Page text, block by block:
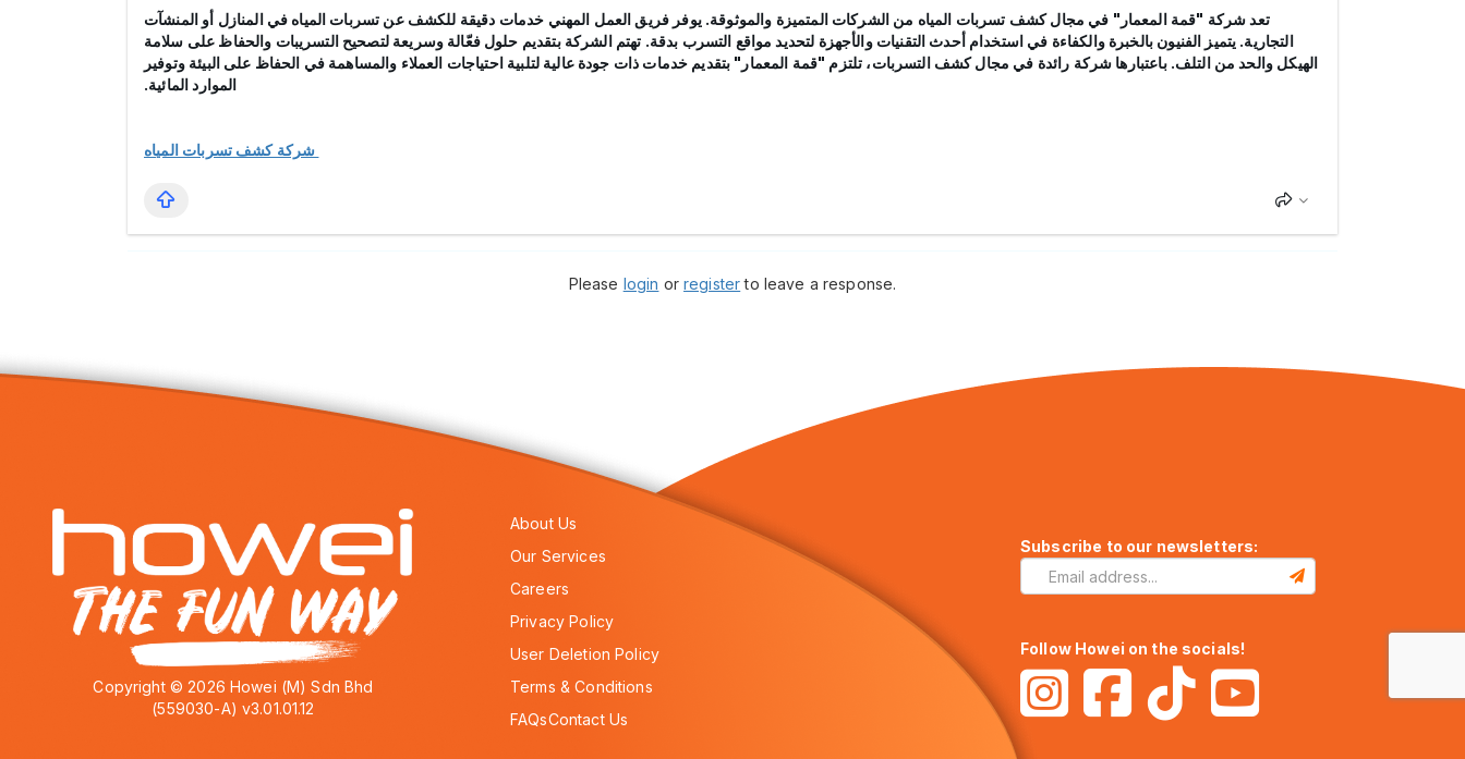
تعد شركة "قمة المعمار" في مجال كشف تسربات المياه من الشركات المتميزة والموثوقة. يوفر فريق العمل المهني خدمات دقيقة للكشف عن تسربات المياه في المنازل أو المنشآت
التجارية. يتميز الفنيون بالخبرة والكفاءة في استخدام أحدث التقنيات والأجهزة لتحديد مواقع التسرب بدقة. تهتم الشركة بتقديم حلول فعّالة وسريعة لتصحيح التسريبات والحفاظ على سلامة
الهيكل والحد من التلف. باعتبارها شركة رائدة في مجال كشف التسربات، تلتزم "قمة المعمار" بتقديم خدمات ذات جودة عالية لتلبية احتياجات العملاء والمساهمة في الحفاظ على البيئة وتوفير
الموارد المائية.
شركة كشف تسربات المياه
Please login orregisterto leave a response.
Copyright © 2026 Howei (M) Sdn Bhd
(559030-A) v3.01.01.12
About Us
Our Services
Careers
Privacy Policy
User Deletion Policy
Terms & Conditions
FAQsContact Us
Subscribe to our newsletters:
Follow Howei on the socials!